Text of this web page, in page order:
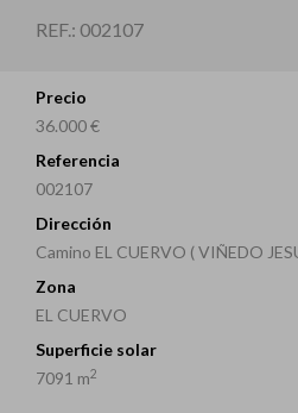
REF.: 002107
Precio
36.000 €
Referencia
002107
Dirección
Camino EL CUERVO ( VIÑEDO
Zona
EL CUERVO
Superficie solar
7091 m2